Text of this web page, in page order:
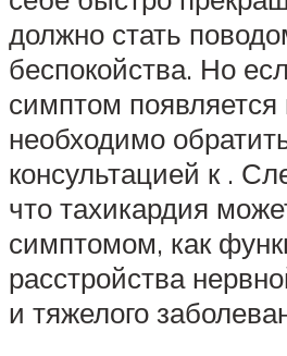
должно стать
беспокойства. Но
симптом появляется
необходимо
консультацией к .
что тахикардия
симптомом, как
расстройства
и тяжелого